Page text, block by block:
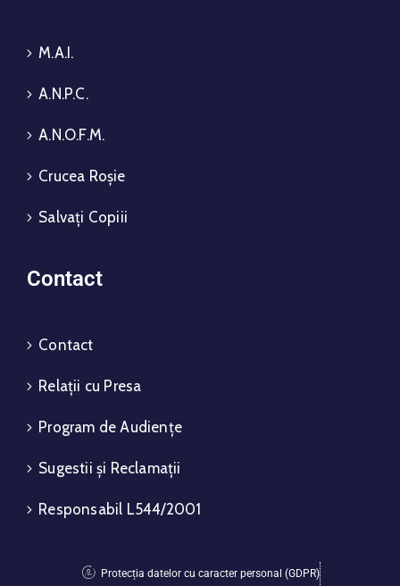
M.A.I.
A.N.P.C.
A.N.O.F.M.
Crucea Roșie
Salvați Copiii
Contact
Contact
Relații cu Presa
Program de Audiențe
Sugestii și Reclamații
Responsabil L544/2001
Protecția datelor cu caracter personal (GDPR)